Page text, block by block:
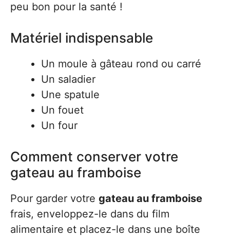
peu bon pour la santé !
Matériel indispensable
Un moule à gâteau rond ou carré
Un saladier
Une spatule
Un fouet
Un four
Comment conserver votre
gateau au framboise
Pour garder votre gateau au framboise
frais, enveloppez-le dans du film
alimentaire et placez-le dans une boîte